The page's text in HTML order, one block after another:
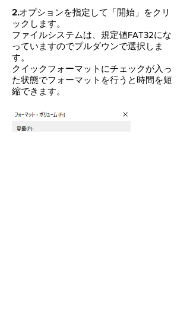
​2.オプションを指定して「開始」をクリ
ックします。
ファイルシステムは、規定値FAT32にな
っていますのでプルダウンで選択しま
す。
クイックフォーマットにチェックが入っ
た状態でフォーマットを行うと時間を短
縮できます。